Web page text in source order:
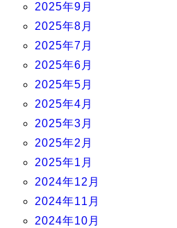
2025年9月
2025年8月
2025年7月
2025年6月
2025年5月
2025年4月
2025年3月
2025年2月
2025年1月
2024年12月
2024年11月
2024年10月